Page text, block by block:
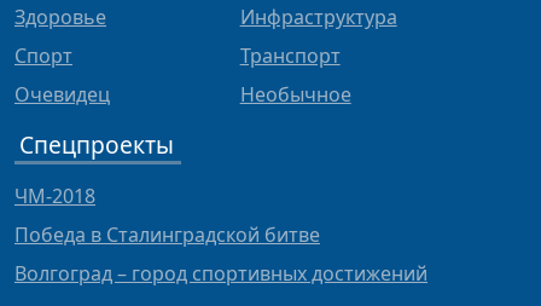
Здоровье
Спорт
Очевидец
Инфраструктура
Транспорт
Необычное
Спецпроекты
ЧМ-2018
Победа в Сталинградской битве
Волгоград – город спортивных достижений